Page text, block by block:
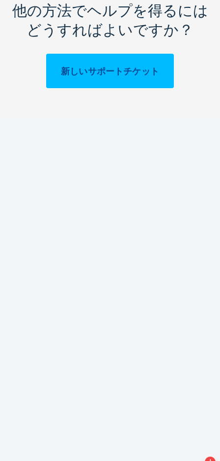
他の方法でヘルプを得るには
どうすればよいですか？
新しいサポートチケット